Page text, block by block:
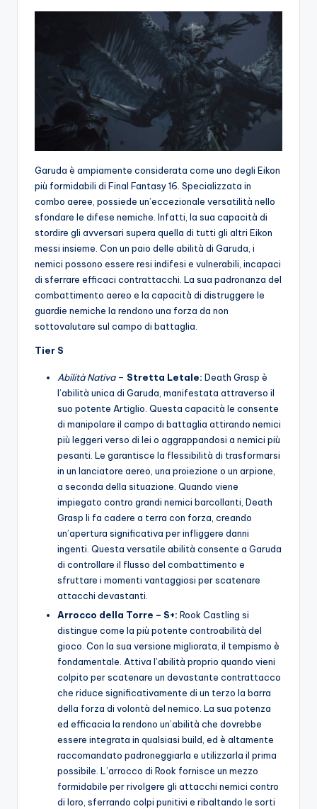
Garuda è ampiamente considerata come uno degli Eikon
più formidabili di Final Fantasy 16. Specializzata in
combo aeree, possiede un’eccezionale versatilità nello
sfondare le difese nemiche. Infatti, la sua capacità di
stordire gli avversari supera quella di tutti gli altri Eikon
messi insieme. Con un paio delle abilità di Garuda, i
nemici possono essere resi indifesi e vulnerabili, incapaci
di sferrare efficaci contrattacchi. La sua padronanza del
combattimento aereo e la capacità di distruggere le
guardie nemiche la rendono una forza da non
sottovalutare sul campo di battaglia.
Tier S
Abilità Nativa– Stretta Letale: Death Grasp è
l’abilità unica di Garuda, manifestata attraverso il
suo potente Artiglio. Questa capacità le consente
di manipolare il campo di battaglia attirando nemici
più leggeri verso di lei o aggrappandosi a nemici più
pesanti. Le garantisce la flessibilità di trasformarsi
in un lanciatore aereo, una proiezione o un arpione,
a seconda della situazione. Quando viene
impiegato contro grandi nemici barcollanti, Death
Grasp li fa cadere a terra con forza, creando
un’apertura significativa per infliggere danni
ingenti. Questa versatile abilità consente a Garuda
di controllare il flusso del combattimento e
sfruttare i momenti vantaggiosi per scatenare
attacchi devastanti.
Arrocco della Torre – S+: Rook Castling si
distingue come la più potente controabilità del
gioco. Con la sua versione migliorata, il tempismo è
fondamentale. Attiva l’abilità proprio quando vieni
colpito per scatenare un devastante contrattacco
che riduce significativamente di un terzo la barra
della forza di volontà del nemico. La sua potenza
ed efficacia la rendono un’abilità che dovrebbe
essere integrata in qualsiasi build, ed è altamente
raccomandato padroneggiarla e utilizzarla il prima
possibile. L’arrocco di Rook fornisce un mezzo
formidabile per rivolgere gli attacchi nemici contro
di loro, sferrando colpi punitivi e ribaltando le sorti